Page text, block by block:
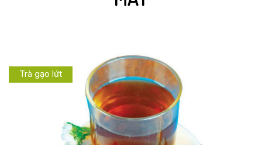
Trà gạo lứt